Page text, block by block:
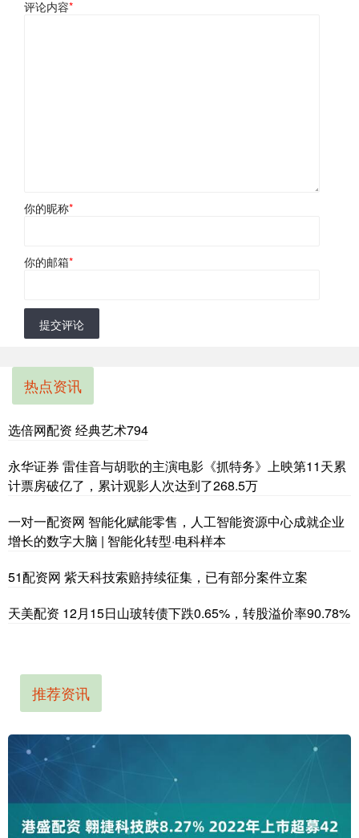
评论内容*
你的昵称*
你的邮箱*
提交评论
热点资讯
选倍网配资 经典艺术794
永华证券 雷佳音与胡歌的主演电影《抓特务》上映第11天累
计票房破亿了，累计观影人次达到了268.5万
一对一配资网 智能化赋能零售，人工智能资源中心成就企业
增长的数字大脑 | 智能化转型·电科样本
51配资网 紫天科技索赔持续征集，已有部分案件立案
天美配资 12月15日山玻转债下跌0.65%，转股溢价率90.78%
推荐资讯